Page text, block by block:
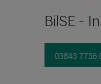
BilSE -
03843 7736